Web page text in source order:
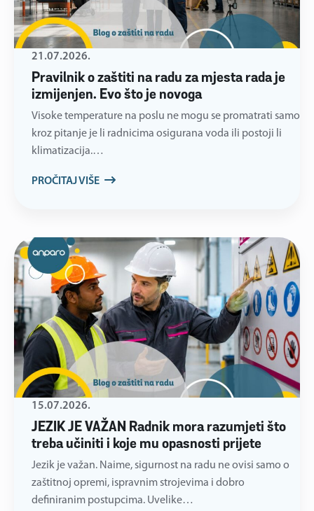
Pravilnik o zaštiti na radu za mjesta rada je
izmijenjen. Evo što je novoga
21.07.2026.
Visoke temperature na poslu ne mogu se promatrati samo
kroz pitanje je li radnicima osigurana voda ili postoji li
klimatizacija.…
PROČITAJ VIŠE
JEZIK JE VAŽAN Radnik mora razumjeti što
treba učiniti i koje mu opasnosti prijete
15.07.2026.
Jezik je važan. Naime, sigurnost na radu ne ovisi samo o
zaštitnoj opremi, ispravnim strojevima i dobro
definiranim postupcima. Uvelike…